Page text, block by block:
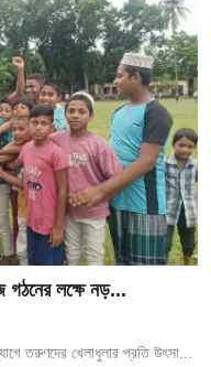
গঠনের লক্ষে নড়...
তরুণদের খেলাধুলার প্রতি উৎসা...